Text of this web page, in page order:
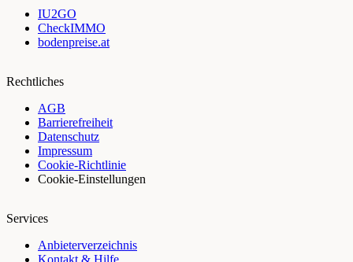
IU2GO
CheckIMMO
bodenpreise.at
Rechtliches
AGB
Barrierefreiheit
Datenschutz
Impressum
Cookie-Richtlinie
Cookie-Einstellungen
Services
Anbieterverzeichnis
Kontakt & Hilfe